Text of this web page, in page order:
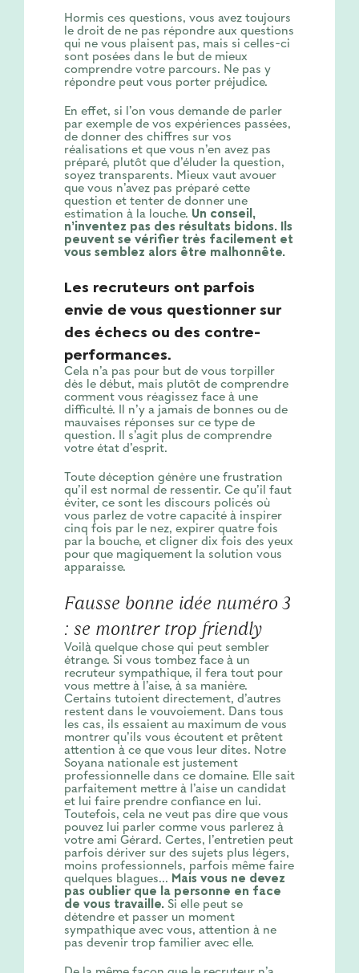
Hormis ces questions, vous avez toujours
le droit de ne pas répondre aux questions
qui ne vous plaisent pas, mais si celles-ci
sont posées dans le but de mieux
comprendre votre parcours. Ne pas y
répondre peut vous porter préjudice.
En effet, si l’on vous demande de parler
par exemple de vos expériences passées,
de donner des chiffres sur vos
réalisations et que vous n’en avez pas
préparé, plutôt que d’éluder la question,
soyez transparents. Mieux vaut avouer
que vous n’avez pas préparé cette
question et tenter de donner une
estimation à la louche. Un conseil,
n’inventez pas des résultats bidons. Ils
peuvent se vérifier très facilement et
vous semblez alors être malhonnête.
Les recruteurs ont parfois
envie de vous questionner sur
des échecs ou des contre-
performances.
Cela n’a pas pour but de vous torpiller
dès le début, mais plutôt de comprendre
comment vous réagissez face à une
difficulté. Il n’y a jamais de bonnes ou de
mauvaises réponses sur ce type de
question. Il s’agit plus de comprendre
votre état d’esprit.
Toute déception génère une frustration
qu’il est normal de ressentir. Ce qu’il faut
éviter, ce sont les discours policés où
vous parlez de votre capacité à inspirer
cinq fois par le nez, expirer quatre fois
par la bouche, et cligner dix fois des yeux
pour que magiquement la solution vous
apparaisse.
Fausse bonne idée numéro 3
: se montrer trop friendly
Voilà quelque chose qui peut sembler
étrange. Si vous tombez face à un
recruteur sympathique, il fera tout pour
vous mettre à l’aise, à sa manière.
Certains tutoient directement, d’autres
restent dans le vouvoiement. Dans tous
les cas, ils essaient au maximum de vous
montrer qu’ils vous écoutent et prêtent
attention à ce que vous leur dites. Notre
Soyana nationale est justement
professionnelle dans ce domaine. Elle sait
parfaitement mettre à l’aise un candidat
et lui faire prendre confiance en lui.
Toutefois, cela ne veut pas dire que vous
pouvez lui parler comme vous parlerez à
votre ami Gérard. Certes, l’entretien peut
parfois dériver sur des sujets plus légers,
moins professionnels, parfois même faire
quelques blagues... Mais vous ne devez
pas oublier que la personne en face
de vous travaille.Si elle peut se
détendre et passer un moment
sympathique avec vous, attention à ne
pas devenir trop familier avec elle.